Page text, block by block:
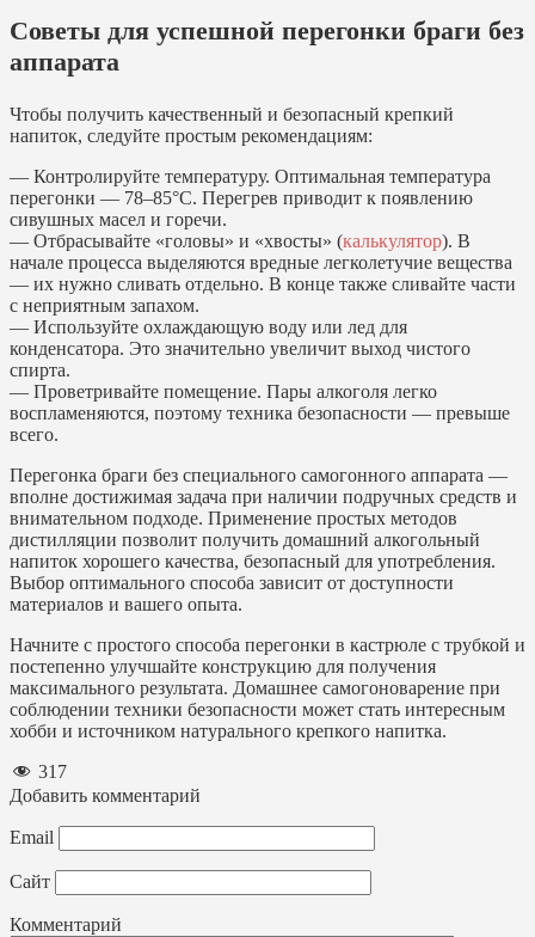
Советы для успешной перегонки браги без
аппарата
Чтобы получить качественный и безопасный крепкий
напиток, следуйте простым рекомендациям:
— Контролируйте температуру. Оптимальная температура
перегонки — 78–85°С. Перегрев приводит к появлению
сивушных масел и горечи.
— Отбрасывайте «головы» и «хвосты» (калькулятор). В
начале процесса выделяются вредные легколетучие вещества
— их нужно сливать отдельно. В конце также сливайте части
с неприятным запахом.
— Используйте охлаждающую воду или лед для
конденсатора. Это значительно увеличит выход чистого
спирта.
— Проветривайте помещение. Пары алкоголя легко
воспламеняются, поэтому техника безопасности — превыше
всего.
Перегонка браги без специального самогонного аппарата —
вполне достижимая задача при наличии подручных средств и
внимательном подходе. Применение простых методов
дистилляции позволит получить домашний алкогольный
напиток хорошего качества, безопасный для употребления.
Выбор оптимального способа зависит от доступности
материалов и вашего опыта.
Начните с простого способа перегонки в кастрюле с трубкой и
постепенно улучшайте конструкцию для получения
максимального результата. Домашнее самогоноварение при
соблюдении техники безопасности может стать интересным
хобби и источником натурального крепкого напитка.
317
Добавить комментарий
Email
Сайт
Комментарий